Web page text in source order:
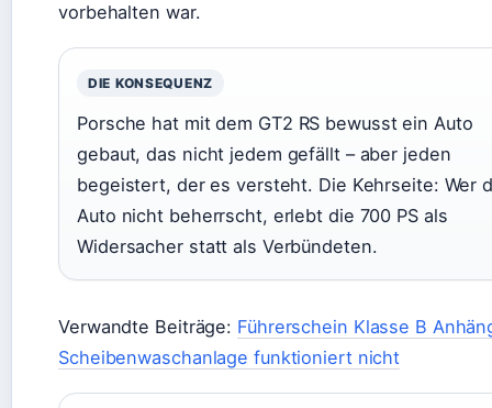
vorbehalten war.
DIE KONSEQUENZ
Porsche hat mit dem GT2 RS bewusst ein Auto
gebaut, das nicht jedem gefällt – aber jeden
begeistert, der es versteht. Die Kehrseite: Wer
Auto nicht beherrscht, erlebt die 700 PS als
Widersacher statt als Verbündeten.
Verwandte Beiträge: Führerschein Klasse B
Scheibenwaschanlage funktioniert nicht